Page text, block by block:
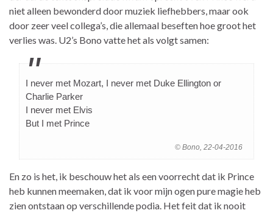
niet alleen bewonderd door muziek liefhebbers, maar ook
door zeer veel collega’s, die allemaal beseften hoe groot het
verlies was. U2’s Bono vatte het als volgt samen:
I never met Mozart, I never met Duke Ellington or
Charlie Parker
I never met Elvis
But I met Prince
© Bono, 22-04-2016
En zo is het, ik beschouw het als een voorrecht dat ik Prince
heb kunnen meemaken, dat ik voor mijn ogen pure magie heb
zien ontstaan op verschillende podia. Het feit dat ik nooit